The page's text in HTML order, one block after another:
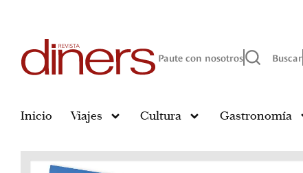
Paute con nosotros Buscar
Inicio Viajes Cultura Gastronomía